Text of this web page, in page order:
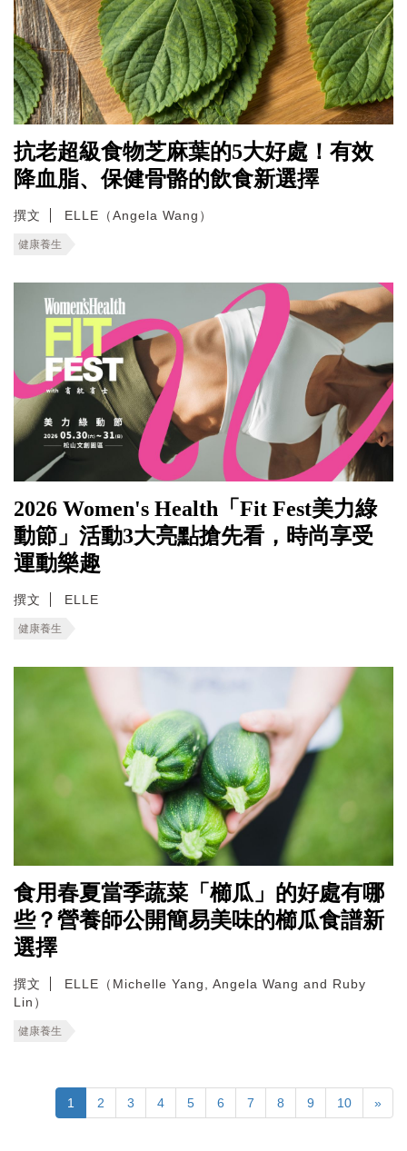
抗老超級食物芝麻葉的5大好處！有效
降血脂、保健骨骼的飲食新選擇
撰文 ELLE（Angela Wang）
健康養生
2026 Women's Health「Fit Fest美力綠
動節」活動3大亮點搶先看，時尚享受
運動樂趣
撰文 ELLE
健康養生
食用春夏當季蔬菜「櫛瓜」的好處有哪
些？營養師公開簡易美味的櫛瓜食譜新
選擇
撰文
ELLE（Michelle Yang, Angela Wang and Ruby
Lin）
健康養生
1 2 3 4 5 6 7 8 9 10 »